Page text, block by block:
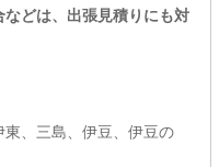
どは、出張見積りにも対
、三島、伊豆、伊豆の